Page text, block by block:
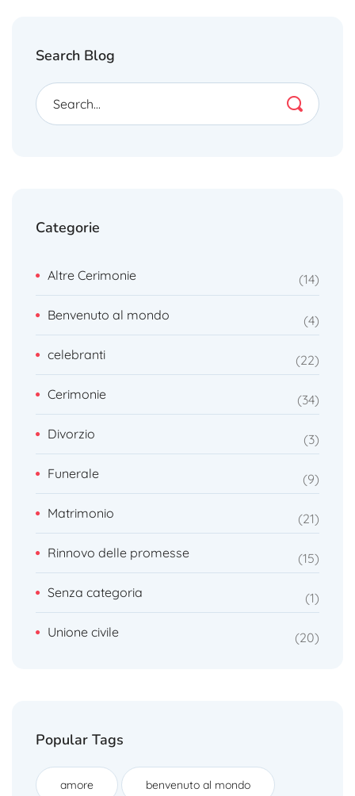
Search Blog
Categorie
Altre Cerimonie 14
Benvenuto al mondo 4
celebranti 22
Cerimonie 34
Divorzio 3
Funerale 9
Matrimonio 21
Rinnovo delle promesse 15
Senza categoria 1
Unione civile 20
Popular Tags
amore benvenuto al mondo